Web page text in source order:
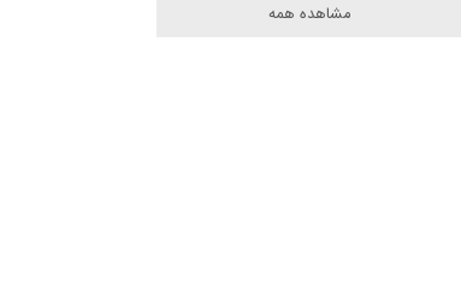
محله لک‌ لکلر تبریز مهار شد
مشاهده همه